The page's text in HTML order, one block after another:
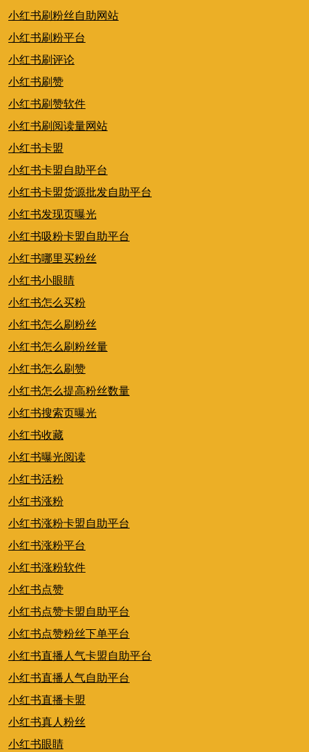
小红书刷粉丝自助网站
小红书刷粉平台
小红书刷评论
小红书刷赞
小红书刷赞软件
小红书刷阅读量网站
小红书卡盟
小红书卡盟自助平台
小红书卡盟货源批发自助平台
小红书发现页曝光
小红书吸粉卡盟自助平台
小红书哪里买粉丝
小红书小眼睛
小红书怎么买粉
小红书怎么刷粉丝
小红书怎么刷粉丝量
小红书怎么刷赞
小红书怎么提高粉丝数量
小红书搜索页曝光
小红书收藏
小红书曝光阅读
小红书活粉
小红书涨粉
小红书涨粉卡盟自助平台
小红书涨粉平台
小红书涨粉软件
小红书点赞
小红书点赞卡盟自助平台
小红书点赞粉丝下单平台
小红书直播人气卡盟自助平台
小红书直播人气自助平台
小红书直播卡盟
小红书真人粉丝
小红书眼睛